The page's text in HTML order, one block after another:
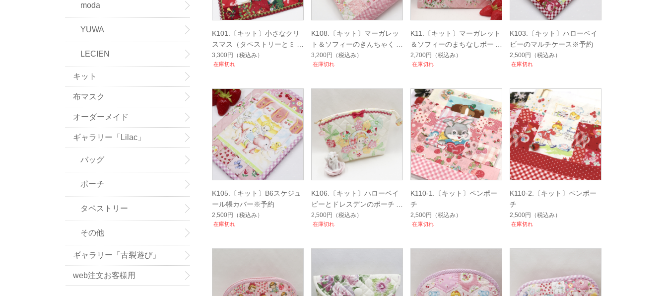
K101.〔キット〕小さなクリ
スマス（タペストリーとミニ
ポーチセット）※予約
3,300円 （税込み）
在庫切れ
K108.〔キット〕マーガレッ
ト＆ソフィーのきんちゃく※
予約
3,200円 （税込み）
在庫切れ
K11.〔キット〕マーガレット
＆ソフィーのまちなしポーチ
2,700円 （税込み）
在庫切れ
K103.〔キット〕ハローベイ
ビーのマルチケース※予約
2,500円 （税込み）
在庫切れ
K105.〔キット〕B6スケジュ
ール帳カバー※予約
2,500円 （税込み）
在庫切れ
K106.〔キット〕ハローベイ
ビーとドレスデンのポーチ※
予約
2,500円 （税込み）
在庫切れ
K110-1.〔キット〕ペンポー
チ
2,500円 （税込み）
在庫切れ
K110-2.〔キット〕ペンポー
チ
2,500円 （税込み）
在庫切れ
moda
YUWA
LECIEN
キット
布マスク
オーダーメイド
ギャラリー「Lilac」
バッグ
ポーチ
タペストリー
その他
ギャラリー「古裂遊び」
web注文お客様用